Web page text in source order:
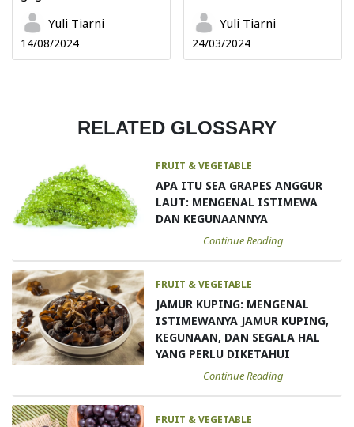
Yuli Tiarni
14/08/2024
Yuli Tiarni
24/03/2024
RELATED GLOSSARY
FRUIT & VEGETABLE
APA ITU SEA GRAPES ANGGUR
LAUT: MENGENAL ISTIMEWA
DAN KEGUNAANNYA
Continue Reading
FRUIT & VEGETABLE
JAMUR KUPING: MENGENAL
ISTIMEWANYA JAMUR KUPING,
KEGUNAAN, DAN SEGALA HAL
YANG PERLU DIKETAHUI
Continue Reading
FRUIT & VEGETABLE